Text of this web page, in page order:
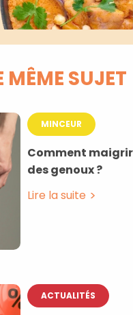
MÊME SUJET
MINCEUR
Comment maigrir
des genoux ?
Lire la suite
ACTUALITÉS